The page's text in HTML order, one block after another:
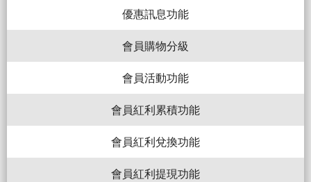
優惠訊息功能
會員購物分級
會員活動功能
會員紅利累積功能
會員紅利兌換功能
會員紅利提現功能